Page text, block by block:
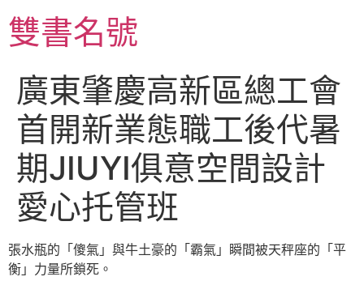
至
主雙書名號
廣東肇慶高新區總工會
首開新業態職工後代暑
期JIUYI俱意空間設計
愛心托管班
張水瓶的「傻氣」與牛土豪的「霸氣」瞬間被天秤座的「平
衡」力量所鎖死。